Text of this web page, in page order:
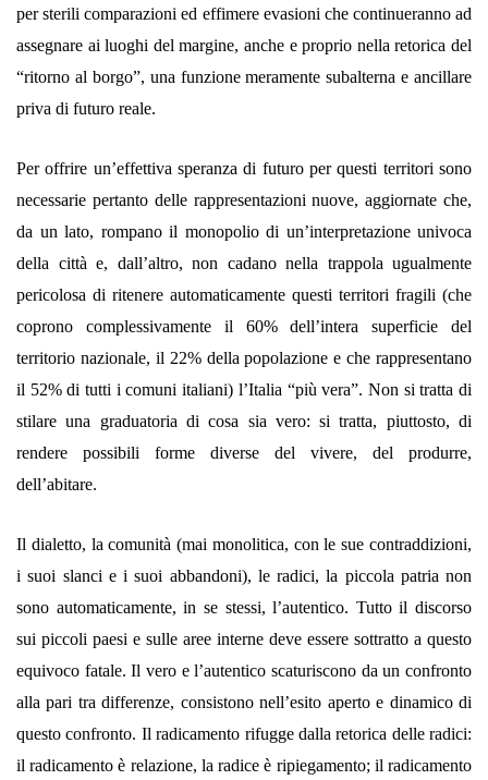
per sterili comparazioni ed effimere evasioni che continueranno ad
assegnare ai luoghi del margine, anche e proprio nella retorica del
“ritorno al borgo”, una funzione meramente subalterna e ancillare
priva di futuro reale.
Per offrire un’effettiva speranza di futuro per questi territori sono
necessarie pertanto delle rappresentazioni nuove, aggiornate che,
da un lato, rompano il monopolio di un’interpretazione univoca
della città e, dall’altro, non cadano nella trappola ugualmente
pericolosa di ritenere automaticamente questi territori fragili (che
coprono complessivamente il 60% dell’intera superficie del
territorio nazionale, il 22% della popolazione e che rappresentano
il 52% di tutti i comuni italiani) l’Italia “più vera”. Non si tratta di
stilare una graduatoria di cosa sia vero: si tratta, piuttosto, di
rendere possibili forme diverse del vivere, del produrre,
dell’abitare.
Il dialetto, la comunità (mai monolitica, con le sue contraddizioni,
i suoi slanci e i suoi abbandoni), le radici, la piccola patria non
sono automaticamente, in se stessi, l’autentico. Tutto il discorso
sui piccoli paesi e sulle aree interne deve essere sottratto a questo
equivoco fatale. Il vero e l’autentico scaturiscono da un confronto
alla pari tra differenze, consistono nell’esito aperto e dinamico di
questo confronto. Il radicamento rifugge dalla retorica delle radici:
il radicamento è relazione, la radice è ripiegamento; il radicamento